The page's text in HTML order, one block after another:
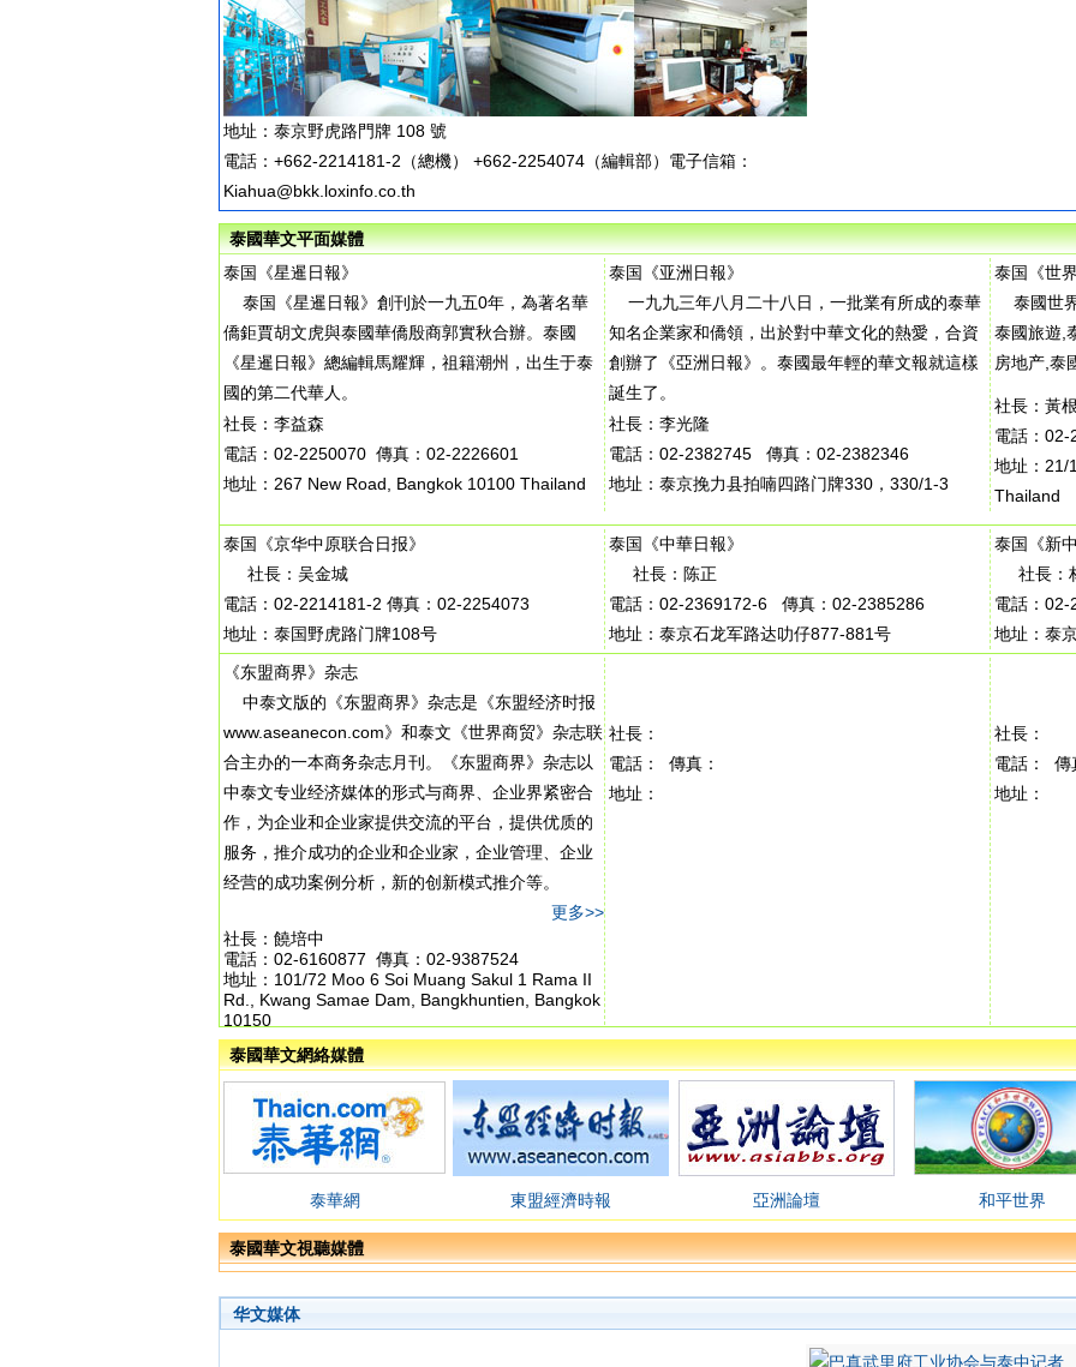
地址：泰京野虎路門牌 108 號
電話：+662-2214181-2（總機） +662-2254074（編輯部）電子信箱：
Kiahua@bkk.loxinfo.co.th
泰國華文平面媒體
泰国《星暹日報》
泰国《星暹日報》創刊於一九五0年，為著名華
僑鉅賈胡文虎與泰國華僑殷商郭實秋合辦。泰國
《星暹日報》總編輯馬耀輝，祖籍潮州，出生于泰
國的第二代華人。
社長：李益森
電話：02-2250070 傳真：02-2226601
地址：267 New Road, Bangkok 10100 Thailand
泰国《亚洲日報》
一九九三年八月二十八日，一批業有所成的泰華
知名企業家和僑領，出於對中華文化的熱愛，合資
創辦了《亞洲日報》。泰國最年輕的華文報就這樣
誕生了。
社長：李光隆
電話：02-2382745 傳真：02-2382346
地址：泰京挽力县拍喃四路门牌330，330/1-3
泰国《世
泰國世
泰國旅遊,
房地产,泰
社長：黃
電話：
地址：21/
Thailand
泰国《京华中原联合日报》
社長：吴金城
電話：02-2214181-2 傳真：02-2254073
地址：泰国野虎路门牌108号
泰国《中華日報》
社長：陈正
電話：02-2369172-6 傳真：02-2385286
地址：泰京石龙军路达叻仔877-881号
泰国《新
社長：
電話：
地址：泰
《东盟商界》杂志
中泰文版的《东盟商界》杂志是《东盟经济时报
www.aseanecon.com》和泰文《世界商贸》杂志联
合主办的一本商务杂志月刊。《东盟商界》杂志以
中泰文专业经济媒体的形式与商界、企业界紧密合
作，为企业和企业家提供交流的平台，提供优质的
服务，推介成功的企业和企业家，企业管理、企业
经营的成功案例分析，新的创新模式推介等。
更多>>
社長：饒培中
電話：02-6160877 傳真：02-9387524
地址：101/72 Moo 6 Soi Muang Sakul 1 Rama II
Rd., Kwang Samae Dam, Bangkhuntien, Bangkok
10150
社長：
電話： 傳真：
地址：
社長：
電話： 傳
地址：
泰國華文網絡媒體
泰華網 東盟經濟時報 亞洲論壇 和平世界
泰國華文視聽媒體
华文媒体